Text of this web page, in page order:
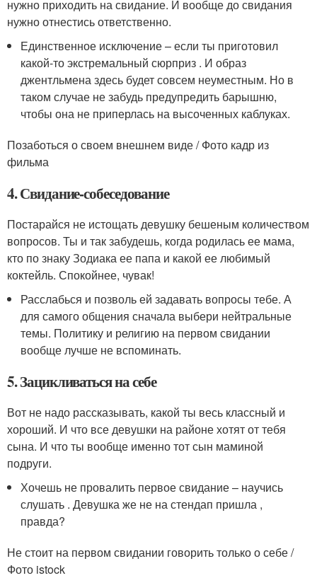
нужно приходить на свидание. И вообще до свидания
нужно отнестись ответственно.
Единственное исключение – если ты приготовил
какой-то экстремальный сюрприз . И образ
джентльмена здесь будет совсем неуместным. Но в
таком случае не забудь предупредить барышню,
чтобы она не приперлась на высоченных каблуках.
Позаботься о своем внешнем виде / Фото кадр из
фильма
4. Свидание-собеседование
Постарайся не истощать девушку бешеным количеством
вопросов. Ты и так забудешь, когда родилась ее мама,
кто по знаку Зодиака ее папа и какой ее любимый
коктейль. Спокойнее, чувак!
Расслабься и позволь ей задавать вопросы тебе. А
для самого общения сначала выбери нейтральные
темы. Политику и религию на первом свидании
вообще лучше не вспоминать.
5. Зацикливаться на себе
Вот не надо рассказывать, какой ты весь классный и
хороший. И что все девушки на районе хотят от тебя
сына. И что ты вообще именно тот сын маминой
подруги.
Хочешь не провалить первое свидание – научись
слушать . Девушка же не на стендап пришла ,
правда?
Не стоит на первом свидании говорить только о себе /
Фото istock